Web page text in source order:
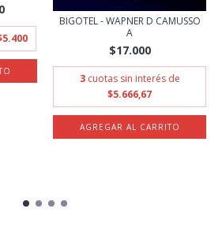
BIGOTEL - WAPNER D CAMUSSO
A
$17.000
3 cuotas sin interés de
$5.666,67